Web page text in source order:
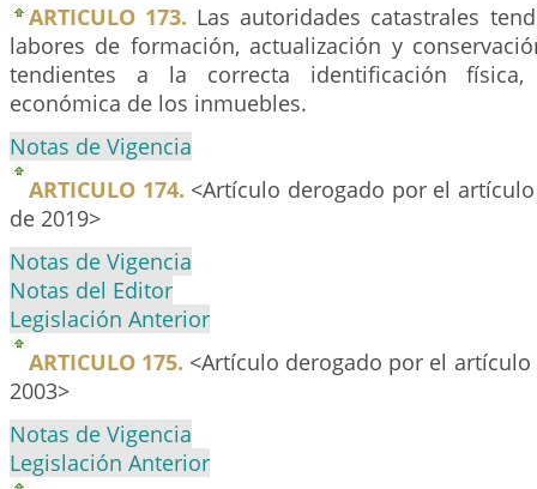
ARTICULO 173. Las autoridades catastrales
labores de formación, actualización y
tendientes a la correcta identificación
económica de los inmuebles.
Notas de Vigencia
ARTICULO 174. <Artículo derogado por el
de 2019>
Notas de Vigencia
Notas del Editor
Legislación Anterior
ARTICULO 175. <Artículo derogado por el artículo
2003>
Notas de Vigencia
Legislación Anterior